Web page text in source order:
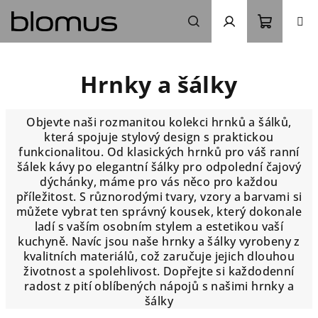
obsah
Hledat Přihlášení
Hrnky a šálky
Objevte naši rozmanitou kolekci hrnků a šálků,
která spojuje stylový design s praktickou
funkcionalitou. Od klasických hrnků pro váš ranní
šálek kávy po elegantní šálky pro odpolední čajový
dýchánky, máme pro vás něco pro každou
příležitost. S různorodými tvary, vzory a barvami si
můžete vybrat ten správný kousek, který dokonale
ladí s vaším osobním stylem a estetikou vaší
kuchyně. Navíc jsou naše hrnky a šálky vyrobeny z
kvalitních materiálů, což zaručuje jejich dlouhou
životnost a spolehlivost. Dopřejte si každodenní
radost z pití oblíbených nápojů s našimi hrnky a
šálky